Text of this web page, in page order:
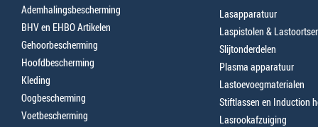
Ademhalingsbescherming
BHV en EHBO Artikelen
Gehoorbescherming
Hoofdbescherming
Kleding
Oogbescherming
Voetbescherming
Lasapparatuur
Laspistolen &
Slijtonderdelen
Plasma apparatuur
Lastoevoegmaterialen
Stiftlassen en Induction
Lasrookafzuiging